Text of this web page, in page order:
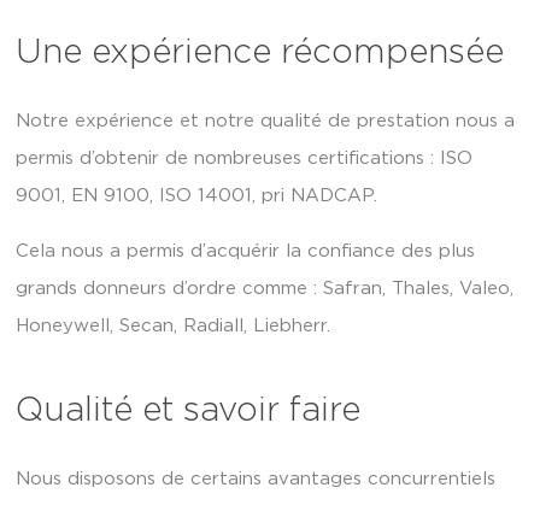
Une expérience récompensée
Notre expérience et notre qualité de prestation nous a
permis d’obtenir de nombreuses certifications : ISO
9001, EN 9100, ISO 14001, pri NADCAP.
Cela nous a permis d’acquérir la confiance des plus
grands donneurs d’ordre comme : Safran, Thales, Valeo,
Honeywell, Secan, Radiall, Liebherr.
Qualité et savoir faire
Nous disposons de certains avantages concurrentiels